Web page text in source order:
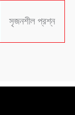
সৃজনশীল প্রশ্ন